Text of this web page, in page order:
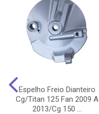
Espelho Freio Dianteiro
Cg/Titan 125 Fan 2009 A
2013/Cg 150 ...